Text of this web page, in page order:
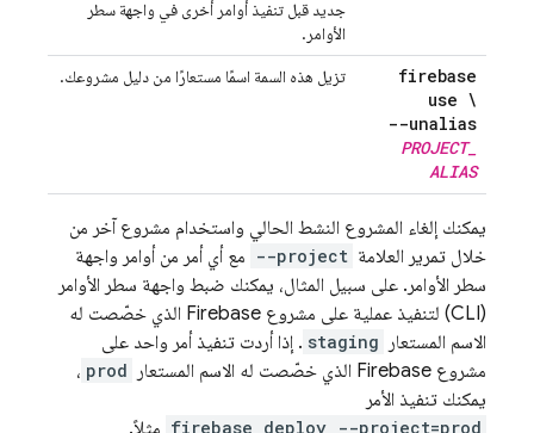
جديد قبل تنفيذ أوامر أخرى في واجهة سطر
الأوامر.
firebase
use \
--unalias
PROJECT_
ALIAS
تزيل هذه السمة اسمًا مستعارًا من دليل مشروعك.
يمكنك إلغاء المشروع النشط الحالي واستخدام مشروع آخر من
خلال تمرير العلامة --project مع أي أمر من أوامر واجهة
سطر الأوامر. على سبيل المثال، يمكنك ضبط واجهة سطر الأوامر
(CLI) لتنفيذ عملية على مشروع Firebase الذي خصّصت له
الاسم المستعار
staging . إذا أردت تنفيذ أمر واحد على
مشروع Firebase الذي خصّصت له الاسم المستعار
prod ،
يمكنك تنفيذ الأمر
firebase deploy --project=prod مثلاً.